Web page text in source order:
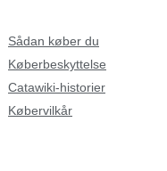
Sådan køber du
Køberbeskyttelse
Catawiki-historier
Købervilkår